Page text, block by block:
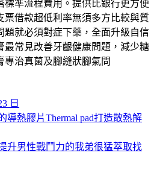
標準流程費用。提供比銀行更方便
票借款超低利率無須多方比較與質
題就必須對症下藥，全面升級自信
最常見改善牙齦健康問題，減少糖
專治真菌及腳縫狀腳氣問
日
導熱膠片Thermal pad打造散熱解
升男性戰鬥力的我弟很猛萃取找